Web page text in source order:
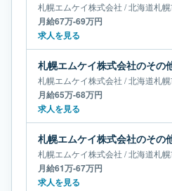
札幌エムケイ株式会社 /北海道札
月給67万-69万円
求人を見る
札幌エムケイ株式会社 /北海道札
月給65万-68万円
求人を見る
札幌エムケイ株式会社 /北海道札
月給61万-67万円
求人を見る